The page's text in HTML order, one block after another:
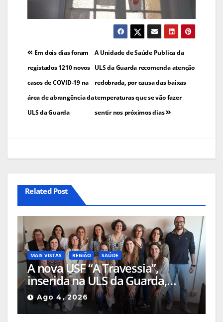
Navegação
de
artigos
A Unidade de Saúde Publica da
ULS da Guarda recomenda atenção
redobrada, por causa das baixas
temperaturas que se vão fazer
sentir nos próximos dias
Em dois dias foram
registados 1210 novos
casos de COVID-19 na
área de abrangência da
ULS da Guarda
Related Post
MAIS VISTAS REGIÃO SAÚDE
A nova USF “A Travessia”,
inserida na ULS da Guarda,
passa a garantir cobertura total
de cuidados de saúde em
Celorico da Beira
Ago 4, 2026